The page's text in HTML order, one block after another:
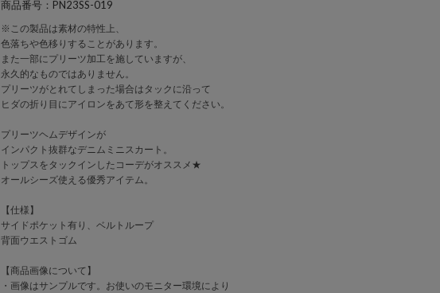
身長：165cm サイズ1
商品番号：PN23SS-019
※この製品は素材の特性上、
色落ちや色移りすることがあります。
また一部にプリーツ加工を施していますが、
永久的なものではありません。
プリーツがとれてしまった場合はタックに沿って
ヒダの折り目にアイロンをあて形を整えてください。
プリーツヘムデザインが
インパクト抜群なデニムミニスカート。
トップスをタックインしたコーデがオススメ★
オールシーズ使える優秀アイテム。
【仕様】
サイドポケット有り、ベルトループ
背面ウエストゴム
【商品画像について】
・画像はサンプルです。お使いのモニター環境により